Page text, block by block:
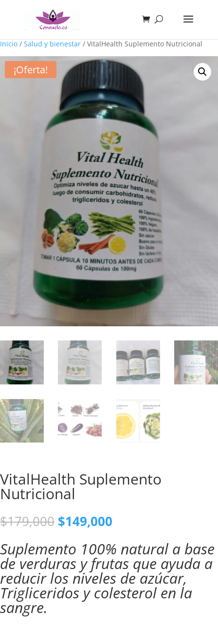
Inicio / Salud y bienestar / VitalHealth Suplemento Nutricional
¡Oferta!
VitalHealth Suplemento
Nutricional
$179,000 El
precio
original
era:
$179,000.
$149,000
actual
es:
$149,000.
Suplemento 100% natural a base
de verduras y frutas que ayuda a
reducir los niveles de azúcar,
Trigliceridos y colesterol en la
sangre.